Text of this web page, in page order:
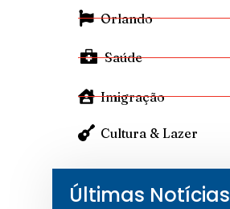
Orlando
Saúde
Imigração
Cultura & Lazer
Últimas Notícias